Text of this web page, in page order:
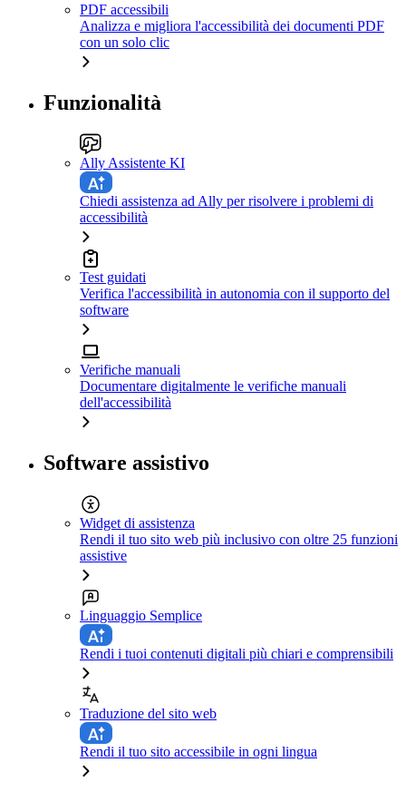
PDF accessibili
Analizza e migliora l'accessibilità dei documenti PDF
con un solo clic
Funzionalità
Ally Assistente KI
Chiedi assistenza ad Ally per risolvere i problemi di
accessibilità
Test guidati
Verifica l'accessibilità in autonomia con il supporto del
software
Verifiche manuali
Documentare digitalmente le verifiche manuali
dell'accessibilità
Software assistivo
Widget di assistenza
Rendi il tuo sito web più inclusivo con oltre 25 funzioni
assistive
Linguaggio Semplice
Rendi i tuoi contenuti digitali più chiari e comprensibili
Traduzione del sito web
Rendi il tuo sito accessibile in ogni lingua